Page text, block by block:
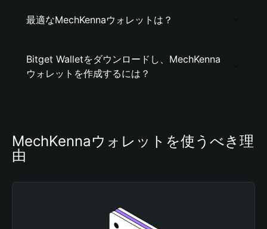
最適なMechKennaウォレットは？
Bitget Walletをダウンロードし、MechKenna
ウォレットを作成するには？
MechKennaウォレットを使うべき理
由